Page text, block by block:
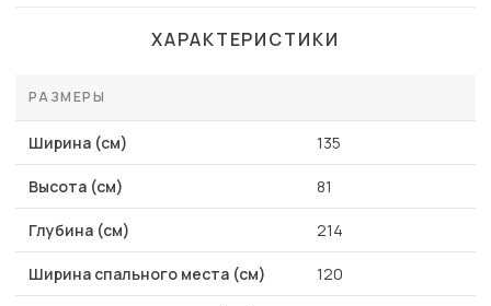
ХАРАКТЕРИСТИКИ
РАЗМЕРЫ
Ширина (см) 135
Высота (см) 81
Глубина (см) 214
Ширина спального места (см) 120